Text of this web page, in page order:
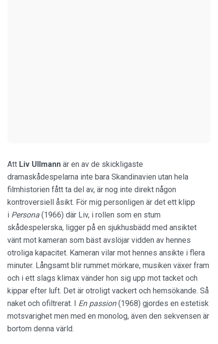
Att Liv Ullmann är en av de skickligaste
dramaskådespelarna inte bara Skandinavien utan hela
filmhistorien fått ta del av, är nog inte direkt någon
kontroversiell åsikt. För mig personligen är det ett klipp
i Persona (1966) där Liv, i rollen som en stum
skådespelerska, ligger på en sjukhusbädd med ansiktet
vänt mot kameran som bäst avslöjar vidden av hennes
otroliga kapacitet. Kameran vilar mot hennes ansikte i flera
minuter. Långsamt blir rummet mörkare, musiken växer fram
och i ett slags klimax vänder hon sig upp mot tacket och
kippar efter luft. Det är otroligt vackert och hemsökande. Så
naket och ofiltrerat. I En passion(1968) gjordes en estetisk
motsvarighet men med en monolog, även den sekvensen är
bortom denna värld.